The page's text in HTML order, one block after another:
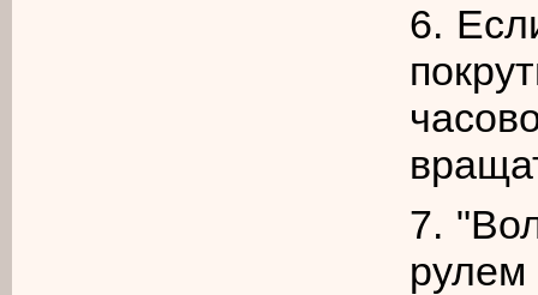
6.
7.
рулем